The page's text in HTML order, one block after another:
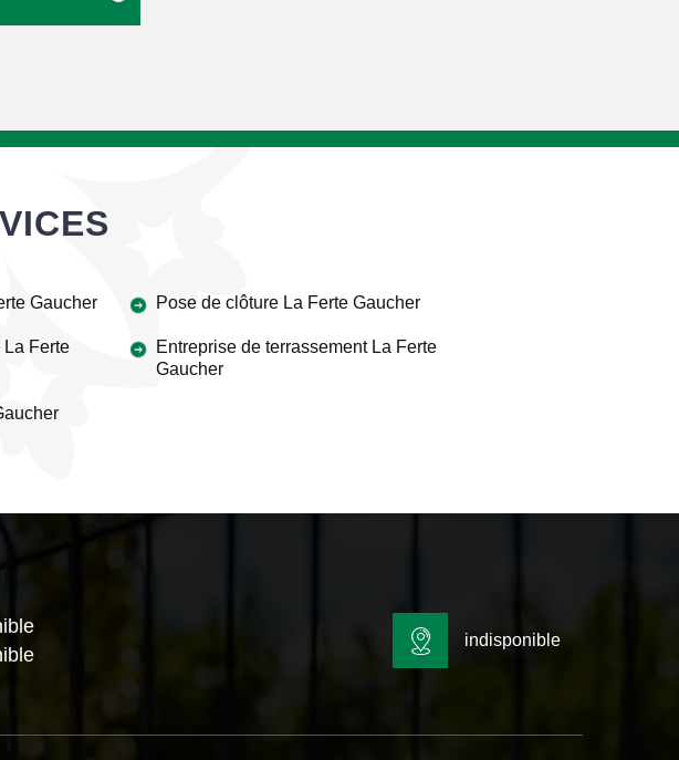
Gaucher
La Ferte
Pose de clôture La Ferte Gaucher
Entreprise de terrassement La Ferte
Gaucher
indisponible